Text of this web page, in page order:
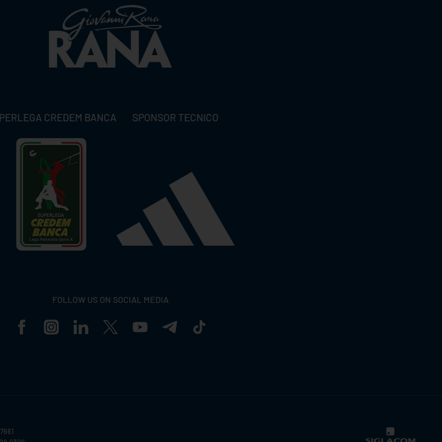
CREDEM BANCA SPONSOR TECNICO
FOLLOW US ON SOCIAL MEDIA